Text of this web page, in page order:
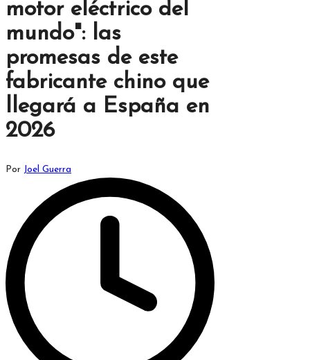
motor eléctrico del
mundo": las
promesas de este
fabricante chino que
llegará a España en
2026
Publicado
Por Joel Guerra